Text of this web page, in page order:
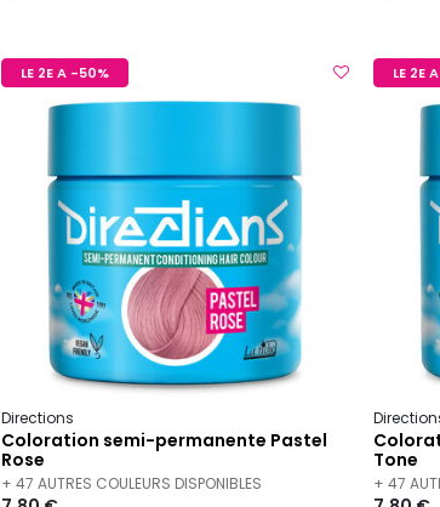
LE 2E A -50%
Directions
Coloration semi-permanente Pastel
Rose
+ 47 AUTRES COULEURS DISPONIBLES
LE 2E
Tone
+ 47